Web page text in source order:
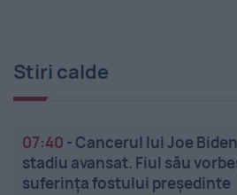
Stiri calde
07:40 -Cancerul lui Joe
stadiu avansat. Fiul său
suferința fostului președinte